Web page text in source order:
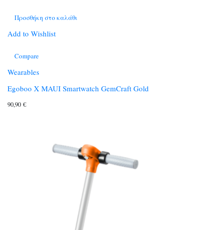
Προσθήκη στο καλάθι
Add to Wishlist
Compare
Wearables
Egoboo X MAUI Smartwatch GemCraft Gold
90,90 €